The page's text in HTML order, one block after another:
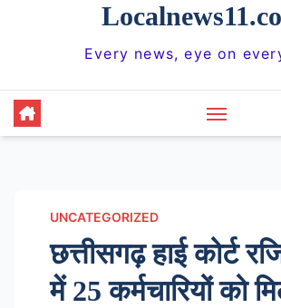
Every news, eye on
UNCATEGORIZED
छत्तीसगढ़ हाई कोर्ट
में 25 कर्मचारियों को